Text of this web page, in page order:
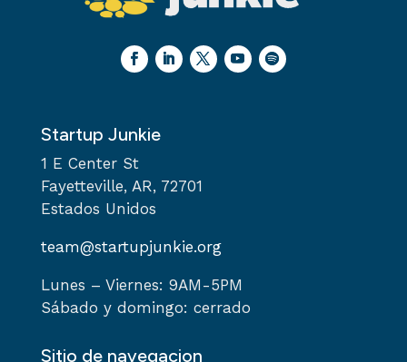
Startup Junkie
1 E Center St
Fayetteville, AR, 72701
Estados Unidos
team@startupjunkie.org
Lunes – Viernes: 9AM-5PM
Sábado y domingo: cerrado
Sitio de navegacion